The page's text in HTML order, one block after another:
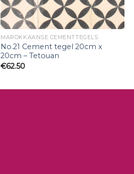
MAROKKAANSE CEMENTTEGELS
No.21 Cement tegel 20cm x
20cm – Tetouan
€62.50